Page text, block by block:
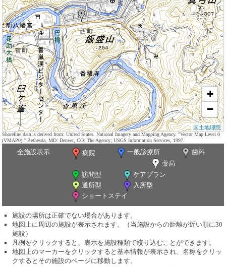
+
−
国土地理院
Shoreline data is derived from: United States. National Imagery and Mapping Agency. "Vector Map Level 0
(VMAP0)." Bethesda, MD: Denver, CO: The Agency; USGS Information Services, 1997.
全施設表示 病院 一般診療所
歯科
薬局
訪問型
ケアプラン
通所型
入所型
ショートステイ
施設の場所は正確でない場合があります。
地図上に周辺の施設が表示されます。（当施設からの距離が近い順に30
施設）
凡例をクリックすると、表示を施設種類で絞り込むことができます。
地図上のマーカーをクリックすると基本情報が表示され、名称をクリッ
クするとその施設のページに移動します。